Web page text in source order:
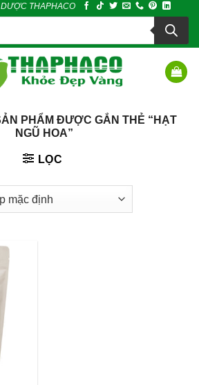
THAPHACO
PHẨM ĐƯỢC GẮN THẺ “HẠT
NGŨ HOA”
LỌC